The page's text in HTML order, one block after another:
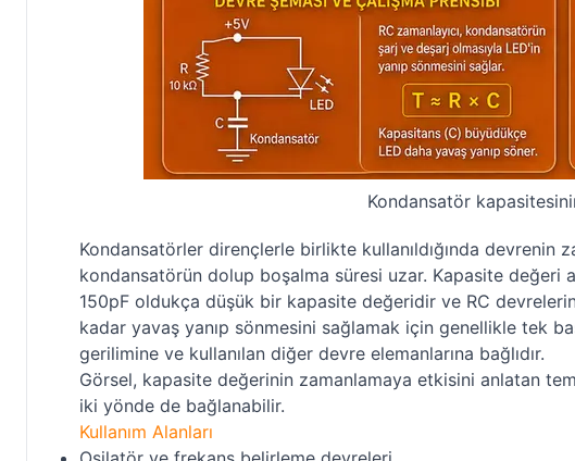
Kondansatör
Kondansatörler dirençlerle birlikte kullanıldığında devrenin
kondansatörün dolup boşalma süresi uzar. Kapasite değeri
150pF oldukça düşük bir kapasite değeridir ve RC
kadar yavaş yanıp sönmesini sağlamak için genellikle tek
gerilimine ve kullanılan diğer devre elemanlarına bağlıdır.
Görsel, kapasite değerinin zamanlamaya etkisini anlatan
iki yönde de bağlanabilir.
Kullanım Alanları